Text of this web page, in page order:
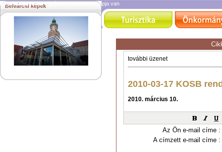
2026. augusztus 7.péntek | ma Ibolya napja van
Belvárosi képek
Az Ön e-mail címe :
A címzett e-mail címe :